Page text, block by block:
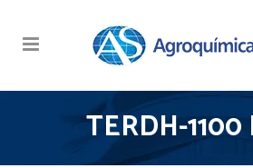
TERDH-1100